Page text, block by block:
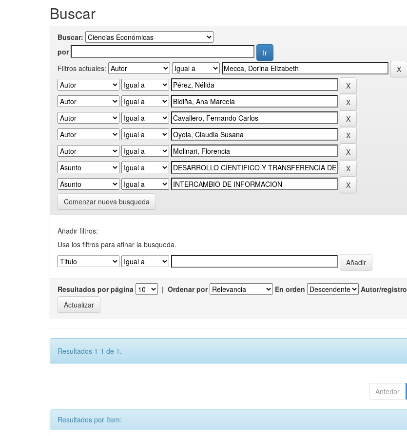
Buscar
Buscar:
por
Filtros actuales:
Comenzar nueva busqueda
Añadir filtros:
Usa los filtros para afinar la busqueda.
Resultados por página | Ordenar por En orden Autor/registro
Resultados 1-1 de 1.
Anterior
Resultados por ítem: